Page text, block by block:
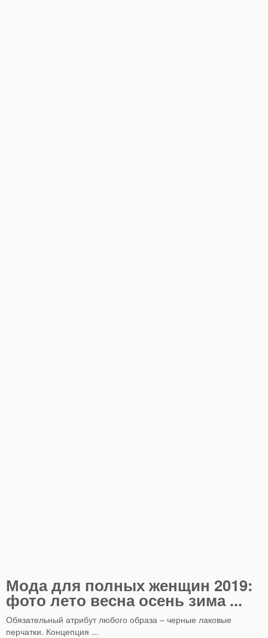
Мода для полных женщин 2019:
фото лето весна осень зима ...
Обязательный атрибут любого образа – черные лаковые
перчатки. Концепция ...